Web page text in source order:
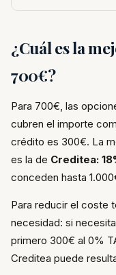
¿Cuál es la
700€?
Para 700€, las
cubren el importe
crédito es 300€. La
es la de Creditea:
conceden hasta
Para reducir el coste
necesidad: si
primero 300€ al 0%
Creditea puede